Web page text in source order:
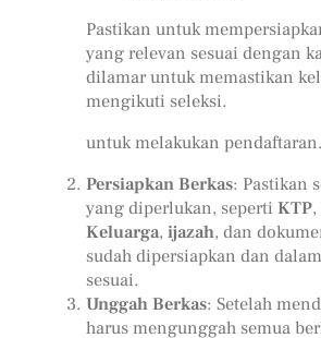
Pastikan untuk
yang relevan sesuai dengan
dilamar untuk memastikan
mengikuti seleksi.
untuk melakukan pendaftaran.
Persiapkan Berkas: Pastikan
yang diperlukan, seperti KTP,
Keluarga, ijazah, dan
sudah dipersiapkan dan
sesuai.
Unggah Berkas: Setelah
harus mengunggah semua